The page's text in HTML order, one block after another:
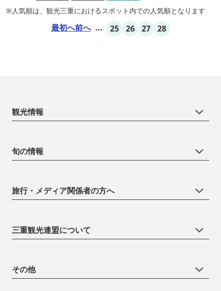
※人気順は、観光三重におけるスポット内での人気順となります
最初へ前へ ... 25 26 27 28
観光情報
旬の情報
旅行・メディア関係者の方へ
三重観光連盟について
その他